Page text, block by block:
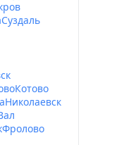
Суздаль
Котово
Николаевск
Фролово